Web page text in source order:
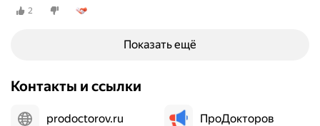
2
Показать ещё
Контакты и ссылки
prodoctorov.ru ПроДокторов